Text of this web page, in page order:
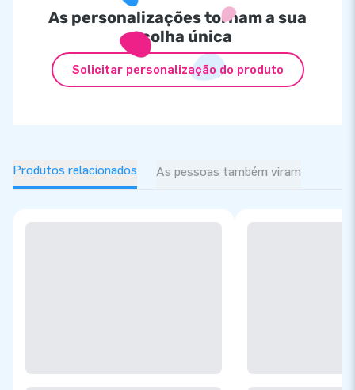
As personalizações tornam a sua
escolha única
Solicitar personalização do produto
Produtos relacionados As pessoas também viram